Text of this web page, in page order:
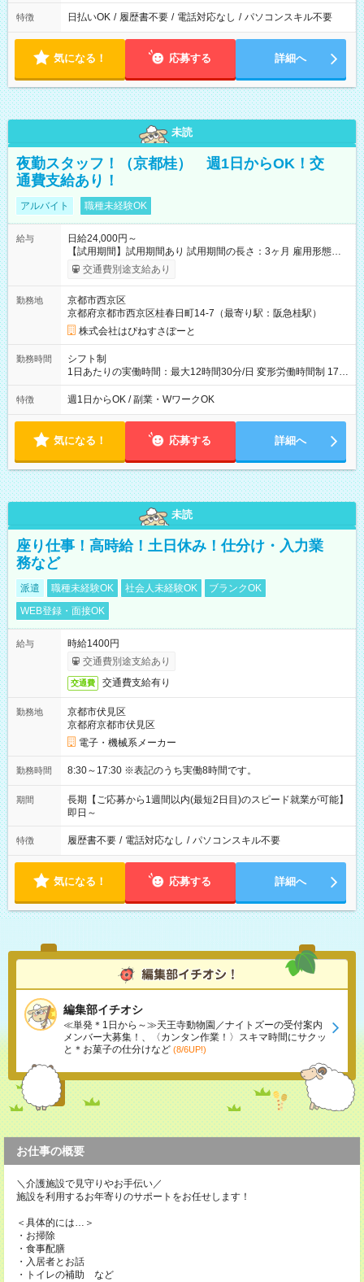
特徴 日払いOK / 履歴書不要 / 電話対応なし / パソコンスキル不要
気になる！ 応募する 詳細へ
未読
夜勤スタッフ！（京都桂） 週1日からOK！交
通費支給あり！
アルバイト 職種未経験OK
給与
日給24,000円～
【試用期間】試用期間あり 試用期間の長さ：3ヶ月 雇用形態、
給与は本採用時と同じです。
交通費別途支給あり
勤務地
京都市西京区
京都府京都市西京区桂春日町14-7（最寄り駅：阪急桂駅）
株式会社はぴねすさぽーと
勤務時間
シフト制
1日あたりの実働時間：最大12時間30分/日 変形労働時間制 17：
00～翌9：00（休憩時間3.5時間) 一日の実働時間：12.5時間 想
定労働時間：37.5時間/週 ＊曜日相談：可 ＊労働日数相談：可
特徴 週1日からOK / 副業・WワークOK
気になる！ 応募する 詳細へ
未読
座り仕事！高時給！土日休み！仕分け・入力業
務など
派遣 職種未経験OK 社会人未経験OK
ブランクOK
WEB登録・面接OK
給与
時給1400円
交通費別途支給あり
交通費 交通費支給有り
勤務地
京都市伏見区
京都府京都市伏見区
電子・機械系メーカー
勤務時間 8:30～17:30 ※表記のうち実働8時間です。
期間
長期【ご応募から1週間以内(最短2日目)のスピード就業が可能】
即日～
特徴 履歴書不要 / 電話対応なし / パソコンスキル不要
気になる！ 応募する 詳細へ
編集部イチオシ
≪単発＊1日から～≫天王寺動物園／ナイトズーの受付案内
メンバー大募集！、〈カンタン作業！〉スキマ時間にサクッ
と＊お菓子の仕分けなど (8/6UP!)
お仕事の概要
＼介護施設で見守りやお手伝い／
施設を利用するお年寄りのサポートをお任せします！
＜具体的には…＞
・お掃除
・食事配膳
・入居者とお話
・トイレの補助 など